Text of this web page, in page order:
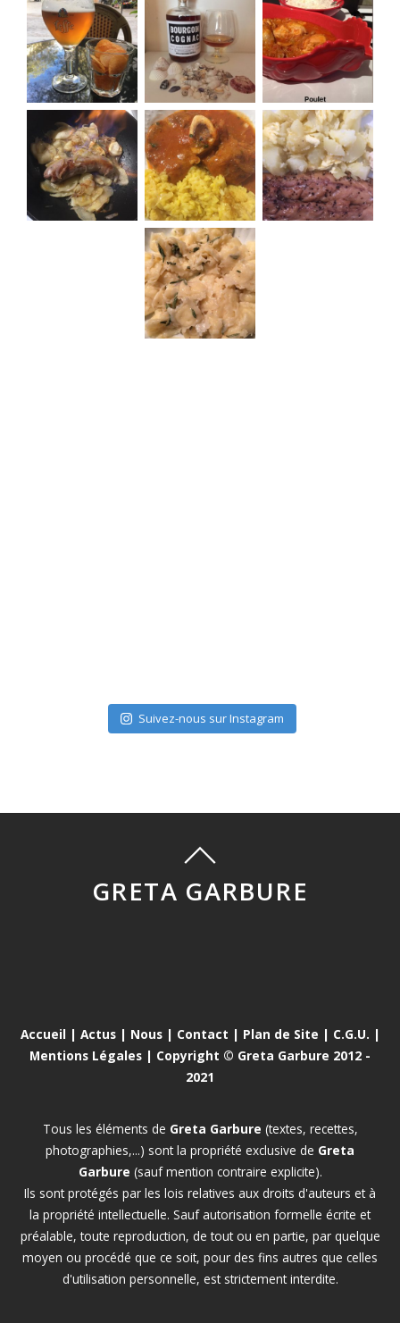
Suivez-nous sur Instagram
GRETA GARBURE
Accueil | Actus| Nous| Contact | Plan de Site | C.G.U. |
Mentions Légales | Copyright © Greta Garbure 2012 -
2021
Tous les éléments de Greta Garbure (textes, recettes,
photographies,...) sont la propriété exclusive de Greta
Garbure (sauf mention contraire explicite).
Ils sont protégés par les lois relatives aux droits d'auteurs et à
la propriété intellectuelle. Sauf autorisation formelle écrite et
préalable, toute reproduction, de tout ou en partie, par quelque
moyen ou procédé que ce soit, pour des fins autres que celles
d'utilisation personnelle, est strictement interdite.